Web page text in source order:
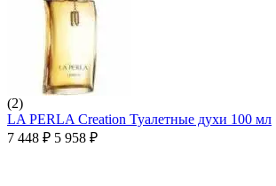
(2)
LA PERLA Creation Туалетные духи 100 мл
7 448 ₽ 5 958 ₽